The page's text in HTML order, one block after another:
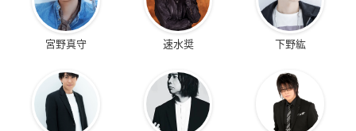
宮野真守 速水奨 下野紘